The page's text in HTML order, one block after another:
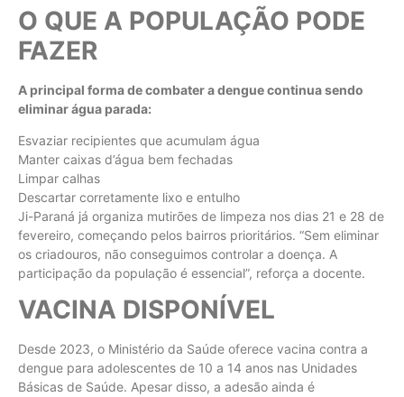
O QUE A POPULAÇÃO PODE
FAZER
A principal forma de combater a dengue continua sendo
eliminar água parada:
Esvaziar recipientes que acumulam água
Manter caixas d’água bem fechadas
Limpar calhas
Descartar corretamente lixo e entulho
Ji-Paraná já organiza mutirões de limpeza nos dias 21 e 28 de
fevereiro, começando pelos bairros prioritários. “Sem eliminar
os criadouros, não conseguimos controlar a doença. A
participação da população é essencial”, reforça a docente.
VACINA DISPONÍVEL
Desde 2023, o Ministério da Saúde oferece vacina contra a
dengue para adolescentes de 10 a 14 anos nas Unidades
Básicas de Saúde. Apesar disso, a adesão ainda é